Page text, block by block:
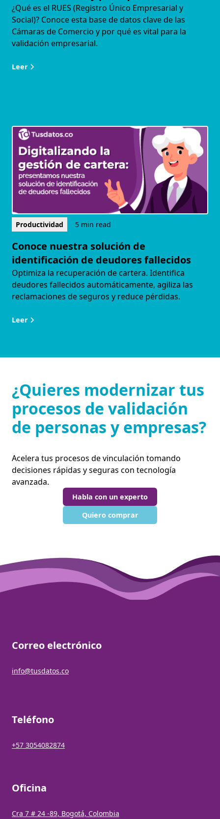
¿Qué es el RUES (Registro Único Empresarial y
Social)? Conoce esta base de datos clave de las
Cámaras de Comercio y por qué es vital para la
validación empresarial.
Leer
Productividad 5 min read
Conoce nuestra solución de
identificación de deudores fallecidos
Optimiza la recuperación de cartera. Identifica
deudores fallecidos automáticamente, agiliza las
reclamaciones de seguros y reduce pérdidas.
Leer
¿Quieres modernizar tus
procesos de validación
de personas y empresas?
Acelera tus procesos de vinculación tomando
decisiones rápidas y seguras con tecnología
avanzada.
Habla con un experto
Quiero comprar
Correo electrónico
info@tusdatos.co
Teléfono
+57 3054082874
Oficina
Cra 7 # 24 -89, Bogotá, Colombia